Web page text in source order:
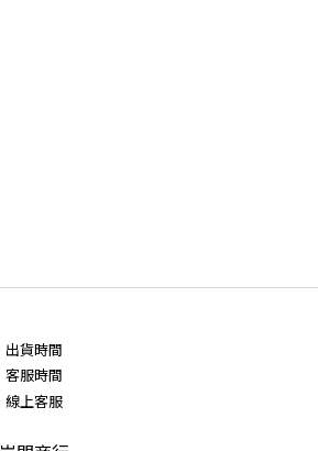
出貨時間
客服時間
線上客服